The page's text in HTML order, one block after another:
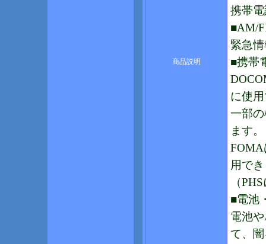
商品説明
携帯
■AM/
緊急
■携帯
に使
一部
ます。
FOMA
用で
（
■電池
電池
て、